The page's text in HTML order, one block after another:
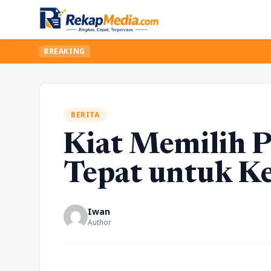
BREAKING
BERITA
Kiat Memilih
Tepat untuk
Iwan
Author